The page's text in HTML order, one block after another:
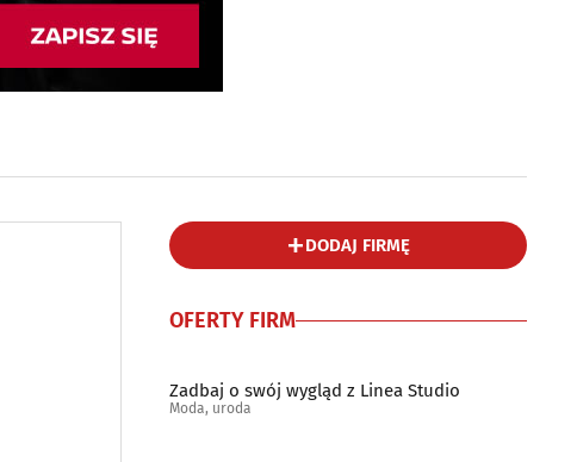
DODAJ FIRMĘ
OFERTY FIRM
Zadbaj o swój wygląd z Linea Studio
Moda, uroda